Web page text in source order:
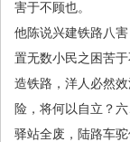
害于不顾也。
他陈说兴建铁路八
置无数小民之困苦
造铁路，洋人必然
险，将何以自立？
驿站全废，陆路车